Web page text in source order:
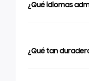
¿Qué idiomas
¿Qué tan